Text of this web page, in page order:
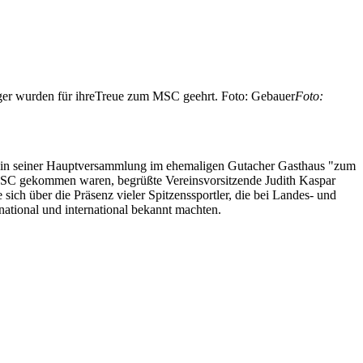
wurden für ihreTreue zum MSC geehrt. Foto: GebauerFoto:
Hauptversammlung im ehemaligen Gutacher Gasthaus "zum
gekommen waren, begrüßte Vereinsvorsitzende Judith Kaspar
über die Präsenz vieler Spitzenssportler, die bei Landes- und
und international bekannt machten.